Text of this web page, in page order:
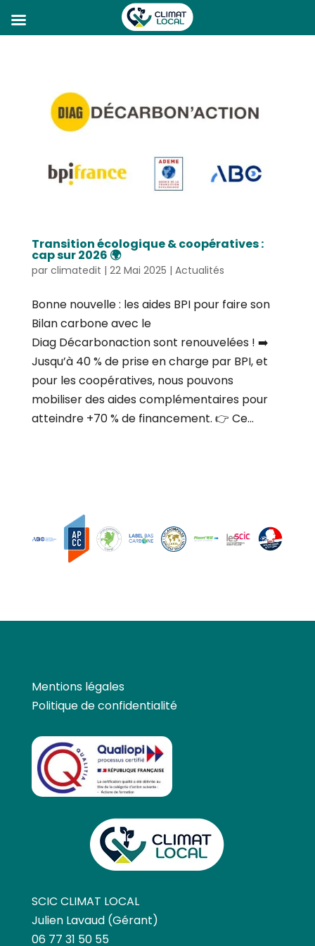
Transition écologique & coopératives :
cap sur 2026 🌍
par climatedit | 22 Mai 2025 | Actualités
Bonne nouvelle : les aides BPI pour faire son
Bilan carbone avec le
Diag Décarbonaction sont renouvelées ! ➡️
Jusqu’à 40 % de prise en charge par BPI, et
pour les coopératives, nous pouvons
mobiliser des aides complémentaires pour
atteindre +70 % de financement. 👉 Ce...
Mentions légales
Politique de confidentialité
SCIC CLIMAT LOCAL
Julien Lavaud (Gérant)
06 77 31 50 55